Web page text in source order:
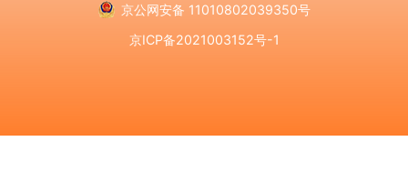
京公网安备 11010802039350号
京ICP备2021003152号-1